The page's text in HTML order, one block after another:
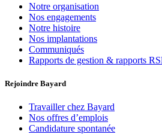
Notre organisation
Nos engagements
Notre histoire
Nos implantations
Communiqués
Rapports de gestion & rapports
Rejoindre Bayard
Travailler chez Bayard
Nos offres d’emplois
Candidature spontanée